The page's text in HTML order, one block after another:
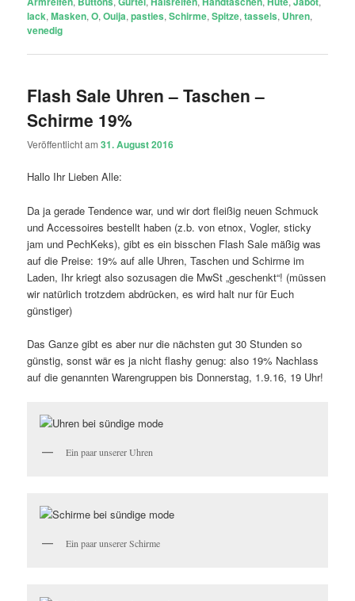
lack,Masken,O,Ouija,pasties,Schirme,Spitze,tassels, Uhren,
venedig
Flash Sale Uhren – Taschen –
Schirme 19%
Veröffentlicht am31. August 2016
Hallo Ihr Lieben Alle:
Da ja gerade Tendence war, und wir dort fleißig neuen Schmuck
und Accessoires bestellt haben (z.b. von etnox, Vogler, sticky
jam und PechKeks), gibt es ein bisschen Flash Sale mäßig was
auf die Preise: 19% auf alle Uhren, Taschen und Schirme im
Laden, Ihr kriegt also sozusagen die MwSt „geschenkt“! (müssen
wir natürlich trotzdem abdrücken, es wird halt nur für Euch
günstiger)
Das Ganze gibt es aber nur die nächsten gut 30 Stunden so
günstig, sonst wär es ja nicht flashy genug: also 19% Nachlass
auf die genannten Warengruppen bis Donnerstag, 1.9.16, 19 Uhr!
Ein paar unserer Uhren
Ein paar unserer Schirme